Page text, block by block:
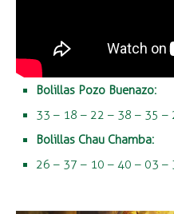
Bolillas Pozo Buenazo:
33 – 18 – 22 – 38 – 35 –
Bolillas Chau Chamba:
26 – 37 – 10 – 40 – 03 –